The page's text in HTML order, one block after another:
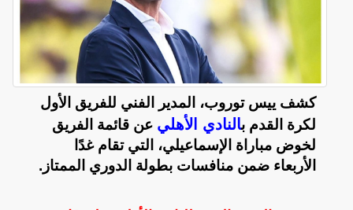
كشف ييس توروب، المدير الفني للفريق الأول
لكرة القدم بالنادي الأهلي عن قائمة الفريق
لخوض مباراة الإسماعيلي، التي تقام غدًا
‏الأربعاء ضمن منافسات بطولة الدوري الممتاز.‏